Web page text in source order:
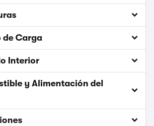
de Carga
Interior
y Alimentación del